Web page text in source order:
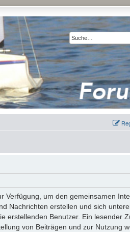
Verfügung, um den gemeinsamen
Nachrichten erstellen und sich
erstellenden Benutzer. Ein lesender
von Beiträgen und zur Nutzung